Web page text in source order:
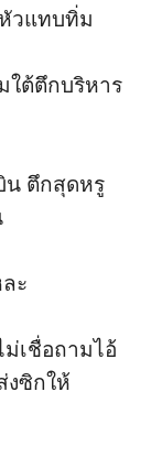
วแทบทิ่ม
ใต้ตึกบริหาร
น ตึกสุดหรู
ะ
เชื่อถามไอ้
งซิกให้